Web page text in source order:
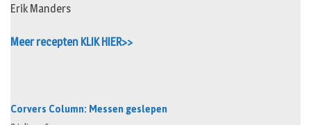
Erik Manders
Meer recepten KLIK HIER>>
Corvers Column: Messen geslepen